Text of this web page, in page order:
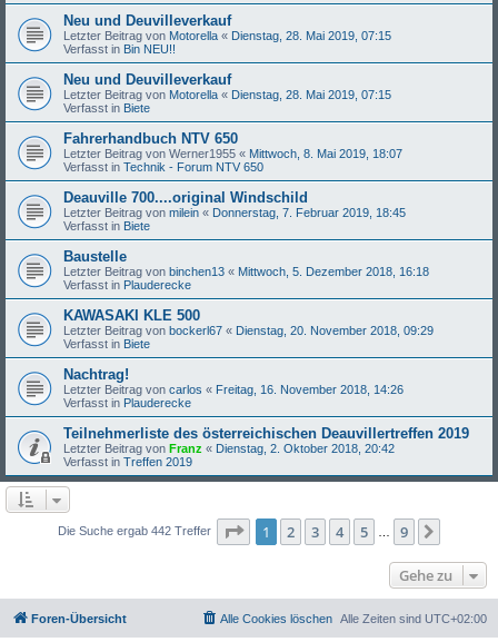
Neu und Deuvilleverkauf
Letzter Beitrag von Motorella « Dienstag, 28. Mai 2019, 07:15
Verfasst in Bin NEU!!
Neu und Deuvilleverkauf
Letzter Beitrag von Motorella « Dienstag, 28. Mai 2019, 07:15
Verfasst in Biete
Fahrerhandbuch NTV 650
Letzter Beitrag von Werner1955 « Mittwoch, 8. Mai 2019, 18:07
Verfasst in Technik - Forum NTV 650
Deauville 700....original Windschild
Letzter Beitrag von milein « Donnerstag, 7. Februar 2019, 18:45
Verfasst in Biete
Baustelle
Letzter Beitrag von binchen13 « Mittwoch, 5. Dezember 2018, 16:18
Verfasst in Plauderecke
KAWASAKI KLE 500
Letzter Beitrag von bockerl67 « Dienstag, 20. November 2018, 09:29
Verfasst in Biete
Nachtrag!
Letzter Beitrag von carlos « Freitag, 16. November 2018, 14:26
Verfasst in Plauderecke
Teilnehmerliste des österreichischen Deauvillertreffen 2019
Letzter Beitrag von Franz « Dienstag, 2. Oktober 2018, 20:42
Verfasst in Treffen 2019
Die Suche ergab 442 Treffer Seite 1von
1 2 3 4 5 … 9
Gehe zu
Foren-Übersicht Alle Zeiten sind UTC+02:00
Alle Cookies löschen